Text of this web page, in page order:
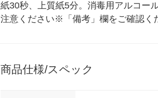
紙30秒、上質紙5分。消毒用アルコー
注意ください※「備考」欄をご確認く
商品仕様/スペック